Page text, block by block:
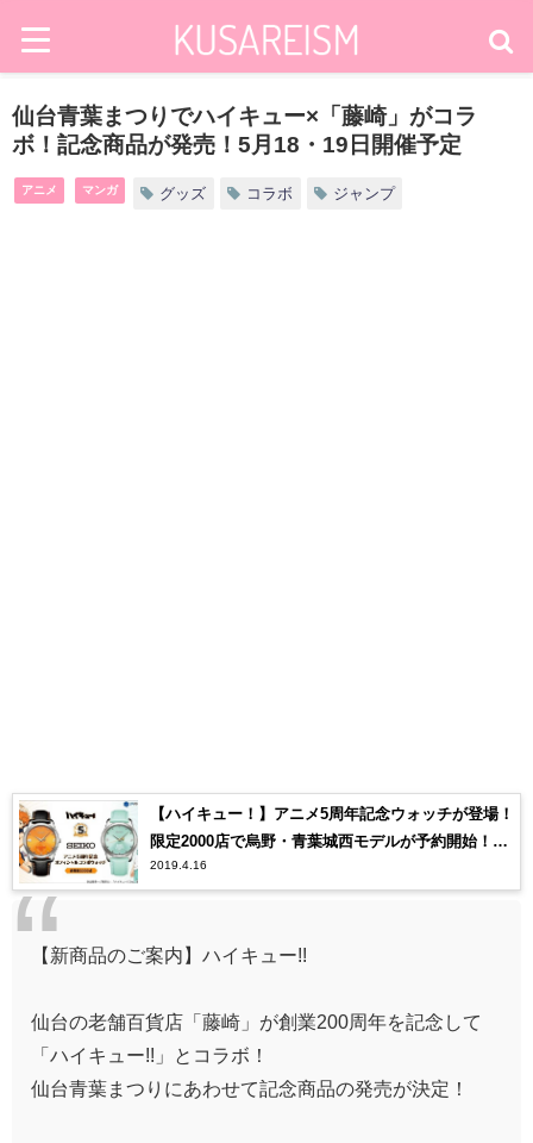
仙台青葉まつりでハイキュー×「藤崎」がコラ
ボ！記念商品が発売！5月18・19日開催予定
アニメ マンガ グッズ コラボ ジャンプ
【ハイキュー！】アニメ5周年記念ウォッチが登場！
限定2000店で烏野・青葉城西モデルが予約開始！8
月中旬より発送開始予定
2019.4.16
【新商品のご案内】ハイキュー!!
仙台の老舗百貨店「藤崎」が創業200周年を記念して
「ハイキュー!!」とコラボ！
仙台青葉まつりにあわせて記念商品の発売が決定！